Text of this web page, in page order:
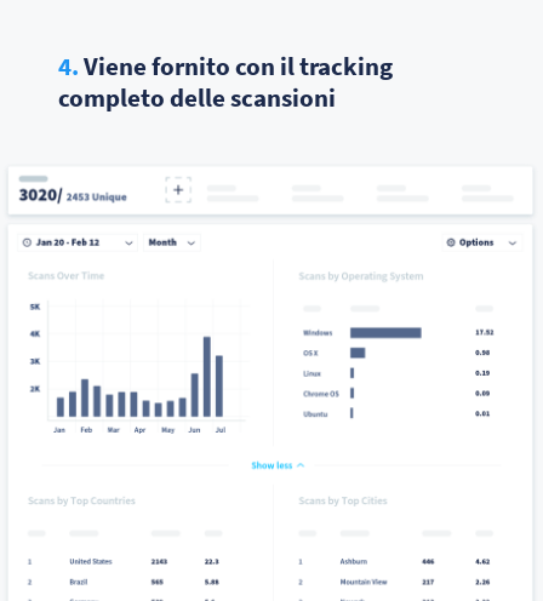
4.Viene fornito con il tracking
completo delle scansioni